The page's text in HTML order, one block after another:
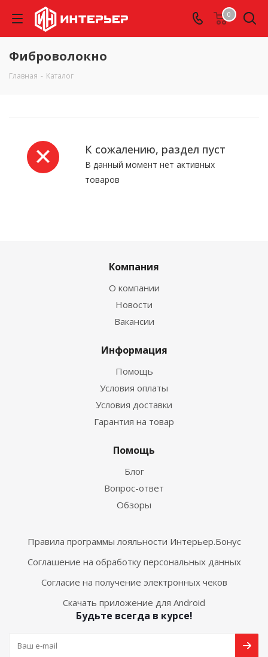
0
Фиброволокно
Главная - Каталог
К сожалению, раздел пуст
В данный момент нет активных
товаров
Компания
О компании
Новости
Вакансии
Информация
Помощь
Условия оплаты
Условия доставки
Гарантия на товар
Помощь
Блог
Вопрос-ответ
Обзоры
Правила программы лояльности Интерьер.Бонус
Соглашение на обработку персональных данных
Согласие на получение электронных чеков
Скачать приложение для Android
Будьте всегда в курсе!